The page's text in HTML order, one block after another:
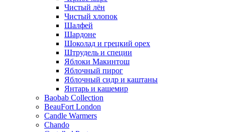
Чистый лён
Чистый хлопок
Шалфей
Шардоне
Шоколад и грецкий орех
Штрудель и специи
Яблоки Макинтош
Яблочный пирог
Яблочный сидр и каштаны
Янтарь и кашемир
Baobab Collection
BeauFort London
Candle Warmers
Chando